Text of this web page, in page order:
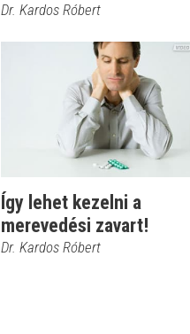
Dr. Kardos Róbert
Így lehet kezelni a
merevedési zavart!
Dr. Kardos Róbert